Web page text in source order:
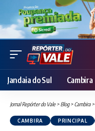
Jandaia do Sul Cambira
Jornal Repórter do Vale> Blog> Cambira>
CAMBIRA PRINCIPAL